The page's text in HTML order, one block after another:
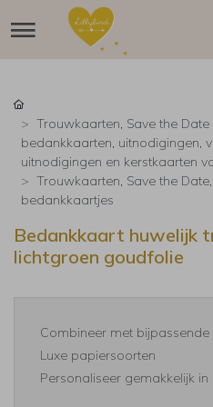
Trouwkaarten, Save the
bedankkaarten, uitnodigingen,
uitnodigingen en kerstkaarten
Trouwkaarten, Save the
bedankkaartjes
Bedankkaart huwelijk
lichtgroen goudfolie
Combineer met
Luxe papiersoorten
Personaliseer gemakkelijk